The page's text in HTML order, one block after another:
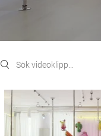
Search videos